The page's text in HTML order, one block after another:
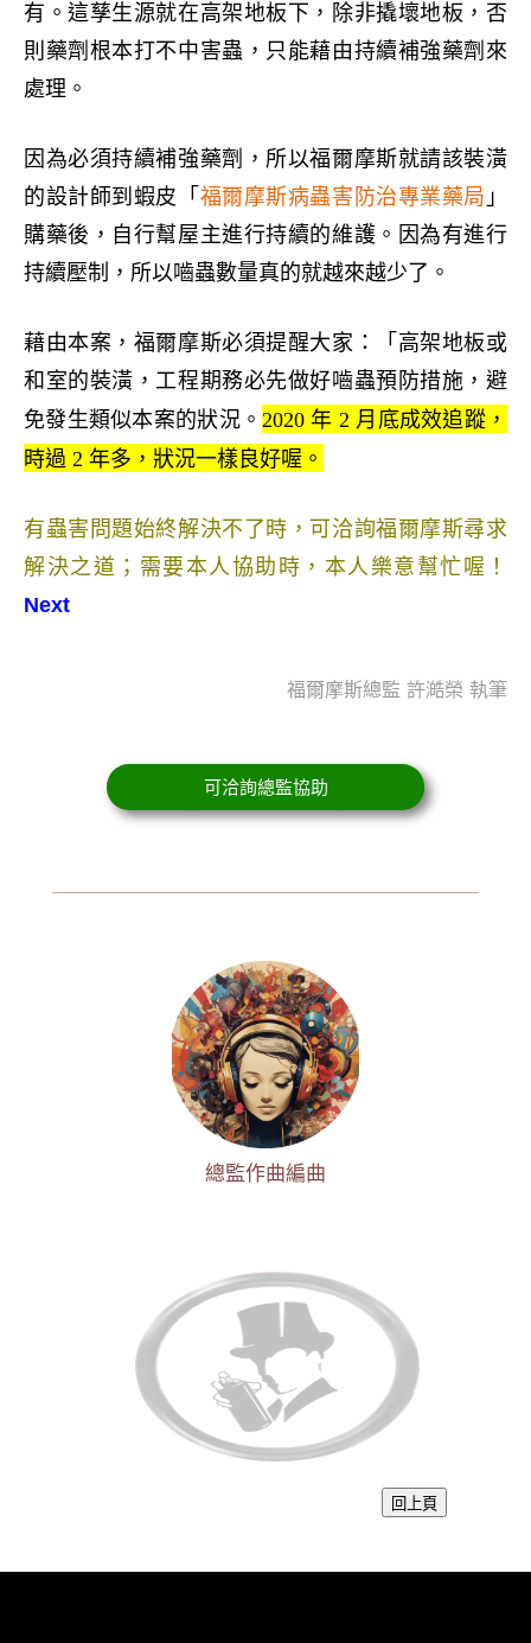
有。這孳生源就在高架地板下，除非撬壞地板，否
則藥劑根本打不中害蟲，只能藉由持續補強藥劑來
處理。
因為必須持續補強藥劑，所以福爾摩斯就請該裝潢
的設計師到蝦皮「 福爾摩斯病蟲害防治專業藥局 」
購藥後，自行幫屋主進行持續的維護。因為有進行
持續壓制，所以嚙蟲數量真的就越來越少了。
藉由本案，福爾摩斯必須提醒大家：「高架地板或
和室的裝潢，工程期務必先做好嚙蟲預防措施，避
免發生類似本案的狀況。2020 年 2 月底成效追蹤，
時過 2 年多，狀況一樣良好喔。
有蟲害問題始終解決不了時，可洽詢福爾摩斯尋求
解決之道；需要本人協助時，本人樂意幫忙喔 ！
Next
福爾摩斯總監 許澔榮 執筆
可洽詢總監協助
總監作曲編曲